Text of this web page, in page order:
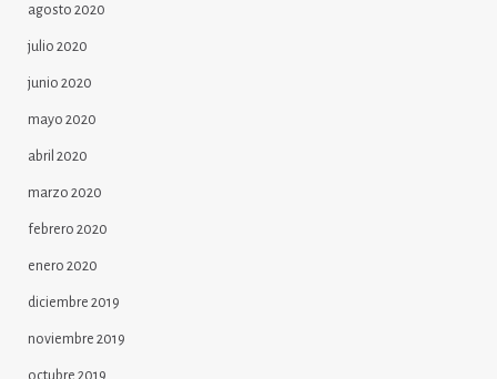
agosto 2020
julio 2020
junio 2020
mayo 2020
abril 2020
marzo 2020
febrero 2020
enero 2020
diciembre 2019
noviembre 2019
octubre 2019